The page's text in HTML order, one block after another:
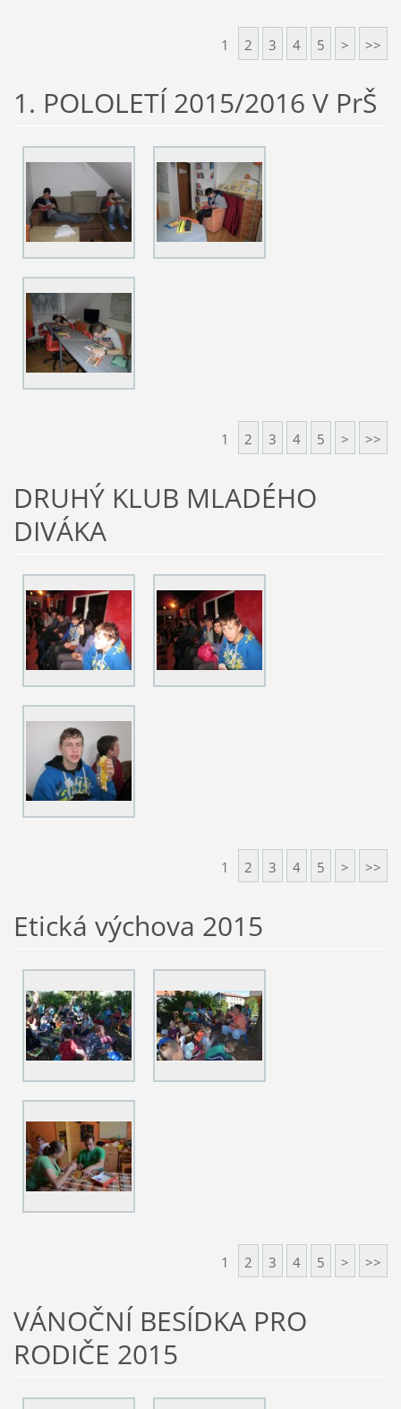
1 2 3 4 5 > >>
1. POLOLETÍ 2015/2016 V PrŠ
1 2 3 4 5 > >>
DRUHÝ KLUB MLADÉHO
DIVÁKA
1 2 3 4 5 > >>
Etická výchova 2015
1 2 3 4 5 > >>
VÁNOČNÍ BESÍDKA PRO
RODIČE 2015